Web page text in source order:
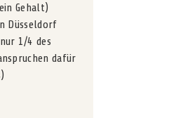
Gehalt)
Düsseldorf
1/4 des
dafür